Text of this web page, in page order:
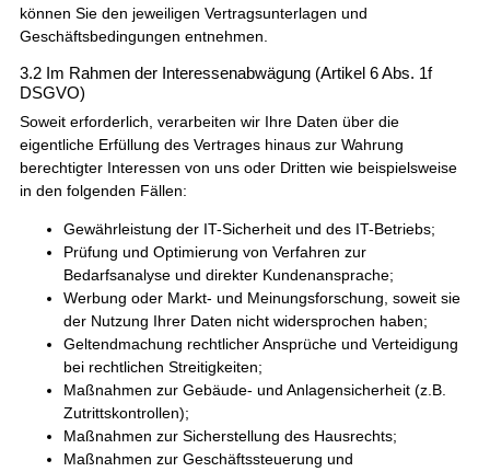
können Sie den jeweiligen Vertragsunterlagen und
Geschäftsbedingungen entnehmen.
3.2 Im Rahmen der Interessenabwägung (Artikel 6 Abs. 1f
DSGVO)
Soweit erforderlich, verarbeiten wir Ihre Daten über die
eigentliche Erfüllung des Vertrages hinaus zur Wahrung
berechtigter Interessen von uns oder Dritten wie beispielsweise
in den folgenden Fällen:
Gewährleistung der IT-Sicherheit und des IT-Betriebs;
Prüfung und Optimierung von Verfahren zur
Bedarfsanalyse und direkter Kundenansprache;
Werbung oder Markt- und Meinungsforschung, soweit sie
der Nutzung Ihrer Daten nicht widersprochen haben;
Geltendmachung rechtlicher Ansprüche und Verteidigung
bei rechtlichen Streitigkeiten;
Maßnahmen zur Gebäude- und Anlagensicherheit (z.B.
Zutrittskontrollen);
Maßnahmen zur Sicherstellung des Hausrechts;
Maßnahmen zur Geschäftssteuerung und